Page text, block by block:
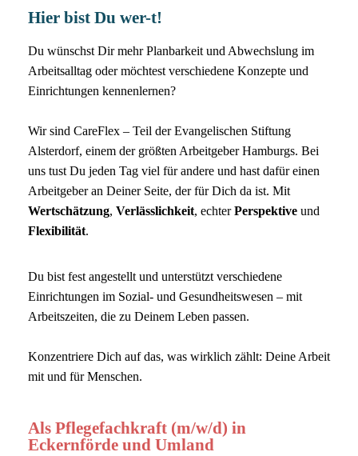
Hier bist Du wer-t!
Du wünschst Dir mehr Planbarkeit und Abwechslung im
Arbeitsalltag oder möchtest verschiedene Konzepte und
Einrichtungen kennenlernen?
Wir sind CareFlex – Teil der Evangelischen Stiftung
Alsterdorf, einem der größten Arbeitgeber Hamburgs. Bei
uns tust Du jeden Tag viel für andere und hast dafür einen
Arbeitgeber an Deiner Seite, der für Dich da ist. Mit
Wertschätzung, Verlässlichkeit, echterPerspektive und
Flexibilität.
Du bist fest angestellt und unterstützt verschiedene
Einrichtungen im Sozial- und Gesundheitswesen – mit
Arbeitszeiten, die zu Deinem Leben passen.
Konzentriere Dich auf das, was wirklich zählt: Deine Arbeit
mit und für Menschen.
Als Pflegefachkraft (m/w/d) in
Eckernförde und Umland